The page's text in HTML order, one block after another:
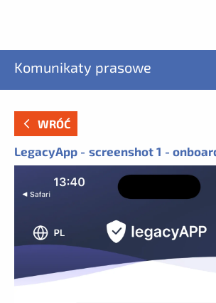
Komunikaty prasowe
WRÓĆ
LegacyApp - screenshot 1 -